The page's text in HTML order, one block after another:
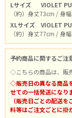
Lサイズ
VIOLET
（約）身丈73cm / 身
XLサイズ
VIOLET
（約）身丈77cm / 身
予約商品に関するご注
◇こちらの商品は、販
◇販売日の異なる商品
せての一括発送になり
（販売日ごとの配送
料等はご注文ごとに掛